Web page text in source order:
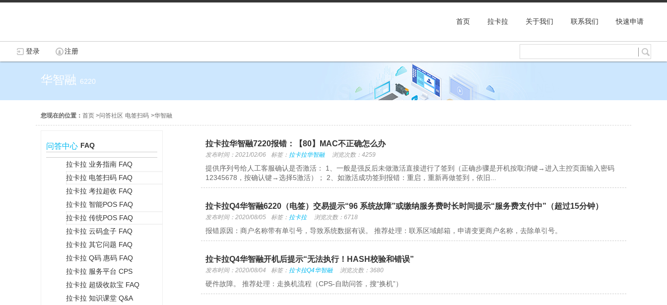
首页 拉卡拉 关于我们 联系我们 快速申请
登录 注册
华智融 6220
您现在的位置： 首页 >问答社区 电签扫码 >华智融
问答中心 FAQ
拉卡拉 业务指南 FAQ
拉卡拉 电签扫码 FAQ
拉卡拉 考拉超收 FAQ
拉卡拉 智能POS FAQ
拉卡拉 传统POS FAQ
拉卡拉 云码盒子 FAQ
拉卡拉 其它问题 FAQ
拉卡拉 Q码 惠码 FAQ
拉卡拉 服务平台 CPS
拉卡拉 超级收款宝 FAQ
拉卡拉 知识课堂 Q&A
拉卡拉华智融7220报错：【80】MAC不正确怎么办
发布时间：2021/02/06 标签： 拉卡拉华智融 浏览次数：4259
提供序列号给人工客服确认是否激活： 1、一般是强反后未做激活直接进行了签到（正确步骤是开机按取消键→进入主控页面输入密码
12345678，按确认键→选择5激活）； 2、如激活成功签到报错：重启，重新再做签到，依旧...
拉卡拉Q4华智融6220（电签）交易提示“96 系统故障”或缴纳服务费时长时间提示“服务费支付中”（超过15分钟）
发布时间：2020/08/05 标签： 拉卡拉 浏览次数：6718
报错原因：商户名称带有单引号，导致系统数据有误。 推荐处理：联系区域邮箱，申请变更商户名称，去除单引号。
拉卡拉Q4华智融开机后提示“无法执行！HASH校验和错误”
发布时间：2020/08/04 标签： 拉卡拉Q4华智融 浏览次数：3680
硬件故障。 推荐处理：走换机流程（CPS-自助问答，搜“换机”）